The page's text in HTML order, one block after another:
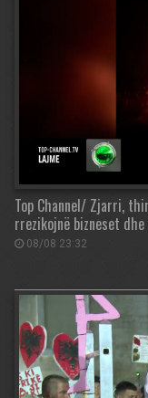
Top Channel/ Zjarri,
rrezikojnë bizneset
08/08 23:32